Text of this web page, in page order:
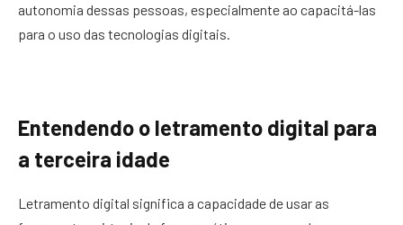
autonomia dessas pessoas, especialmente ao capacitá-las
para o uso das tecnologias digitais.
Entendendo o letramento digital para
a terceira idade
Letramento digital significa a capacidade de usar as